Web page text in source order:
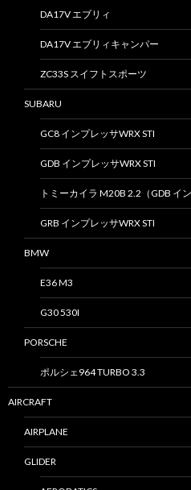
DA17V エブリィ
DA17V エブリィキャンパー
ZC33S スイフトスポーツ
SUBARU
GC8 インプレッサWRX STI
GDB インプレッサWRX STI
トミーカイラ M20B 2.2（GDB イ
GRB インプレッサWRX STI
BMW
E36 M3
G30 530I
PORSCHE
ポルシェ964 TURBO 3.3
AIRCRAFT
AIRPLANE
GLIDER